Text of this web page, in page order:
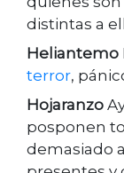
distintas a
Heliantemo
terror,
Hojaranzo
posponen
demasiado